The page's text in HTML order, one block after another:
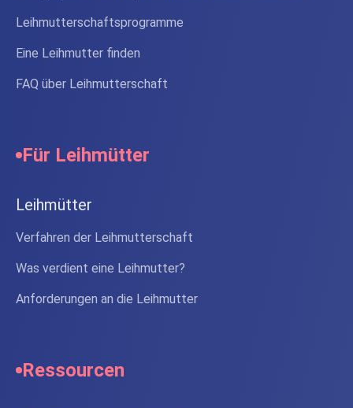
Leihmutterschaftsprogramme
Eine Leihmutter finden
FAQ über Leihmutterschaft
Für Leihmütter
Leihmütter
Verfahren der Leihmutterschaft
Was verdient eine Leihmutter?
Anforderungen an die Leihmutter
Ressourcen